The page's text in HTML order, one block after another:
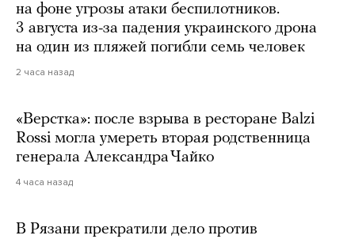
на фоне угрозы атаки беспилотников.
3 августа из-за падения украинского дрона
на один из пляжей погибли семь человек
2 часа назад
«Верстка»: после взрыва в ресторане Balzi
Rossi могла умереть вторая родственница
генерала Александра Чайко
4 часа назад
В Рязани прекратили дело против